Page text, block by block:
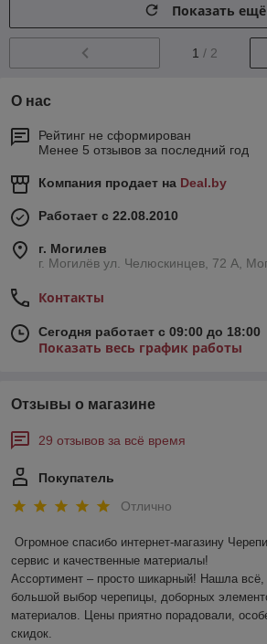
Показать ещё
1 / 2
О нас
Рейтинг не сформирован
Менее 5 отзывов за последний год
Компания продает на Deal.by
Работает с 22.08.2010
г. Могилев
г. Могилёв ул. Челюскинцев, 72 А,
Контакты
Сегодня работает с 09:00 до 18:00
Показать весь график работы
Отзывы о магазине
29 отзывов за всё время
Покупатель
Отлично
Огромное спасибо интернет-магазину
сервис и качественные материалы!
Ассортимент – просто шикарный! Нашла
большой выбор черепицы, доборных
материалов. Цены приятно порадовали,
скидок.